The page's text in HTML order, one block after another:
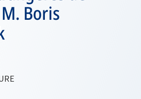
Boris